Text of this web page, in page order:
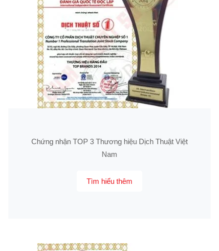
Chứng nhận TOP 3 Thương hiệu Dịch Thuật Việt
Nam
Tìm hiểu thêm